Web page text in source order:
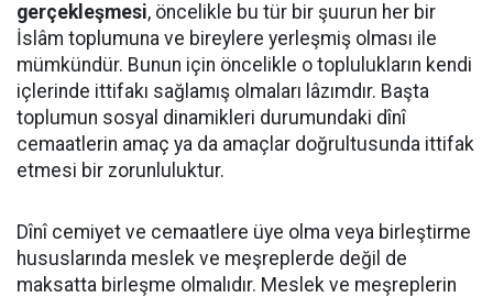
gerçekleşmesi, öncelikle bu tür bir şuurun her bir
İslâm toplumuna ve bireylere yerleşmiş olması ile
mümkündür. Bunun için öncelikle o toplulukların kendi
içlerinde ittifakı sağlamış olmaları lâzımdır. Başta
toplumun sosyal dinamikleri durumundaki dînî
cemaatlerin amaç ya da amaçlar doğrultusunda ittifak
etmesi bir zorunluluktur.
Dînî cemiyet ve cemaatlere üye olma veya birleştirme
hususlarında meslek ve meşreplerde değil de
maksatta birleşme olmalıdır. Meslek ve meşreplerin